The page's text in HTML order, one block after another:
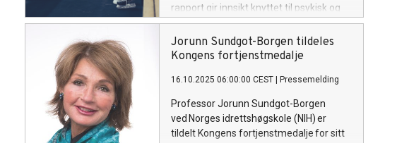
rapport gir innsikt knyttet til psykisk og
fysisk vold, og seksuell trakassering i
barne- og ungdomsidretten.
Jorunn Sundgot-Borgen tildeles
Kongens fortjenstmedalje
16.10.2025 06:00:00 CEST Pressemelding
Professor Jorunn Sundgot-Borgen
ved Norges idrettshøgskole (NIH) er
tildelt Kongens fortjenstmedalje for sitt